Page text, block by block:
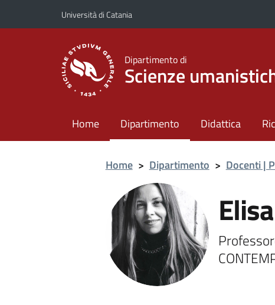
Vai al contenuto principale
Vai al menu di navigazione
Università di Catania
Dipartimento di
Scienze
Home Dipartimento Didattica
Home > Dipartimento > Docenti |